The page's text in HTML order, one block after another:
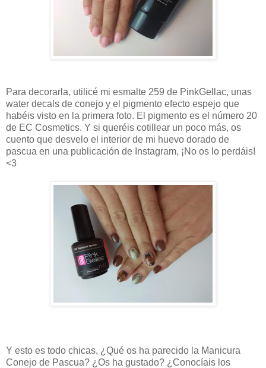
Para decorarla, utilicé mi esmalte 259 de PinkGellac, unas
water decals de conejo y el pigmento efecto espejo que
habéis visto en la primera foto. El pigmento es el número 20
de EC Cosmetics. Y si queréis cotillear un poco más, os
cuento que desvelo el interior de mi huevo dorado de
pascua en una publicación de Instagram, ¡No os lo perdáis!
<3
Y esto es todo chicas, ¿Qué os ha parecido la Manicura
Conejo de Pascua? ¿Os ha gustado? ¿Conocíais los